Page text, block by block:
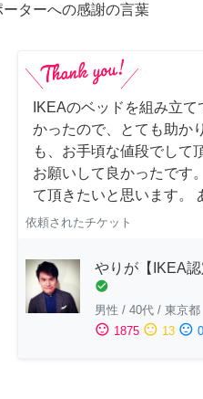
ターへの感謝の言葉
IKEAのベッドを組み立
かったので、とても助か
も、お手頃な値段でして
お願いして良かったです
て頂きたいと思います。
依頼されたチケット
やりが【IKEA認
check_circle
男性 / 40代 / 東京都
sentiment_satisfied 1875 sentiment_neutral 13 sentiment_dissatisfied 0